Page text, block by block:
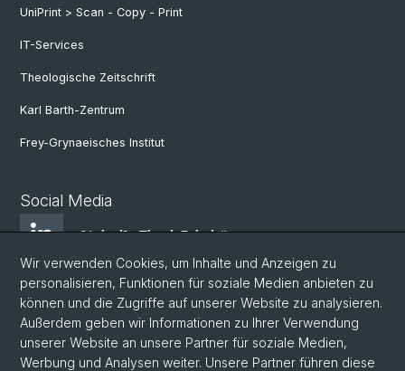
UniPrint > Scan - Copy - Print
IT-Services
Theologische Zeitschrift
Karl Barth-Zentrum
Frey-Grynaeisches Institut
Social Media
LinkedIn Theol. Fakultät
Instagram Theol. Fakultät
Zentr. Jüd. Studien
Wir verwenden Cookies, um Inhalte und Anzeigen zu
personalisieren, Funktionen für soziale Medien anbieten zu
können und die Zugriffe auf unserer Website zu analysieren.
Außerdem geben wir Informationen zu Ihrer Verwendung
unserer Website an unsere Partner für soziale Medien,
Werbung und Analysen weiter. Unsere Partner führen diese